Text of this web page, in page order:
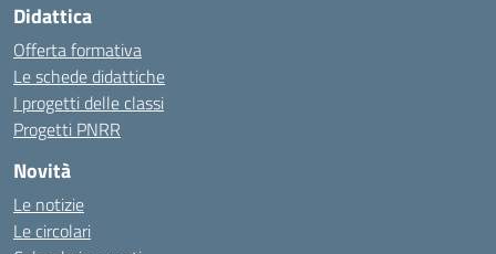
Didattica
Offerta formativa
Le schede didattiche
I progetti delle classi
Progetti PNRR
Novità
Le notizie
Le circolari